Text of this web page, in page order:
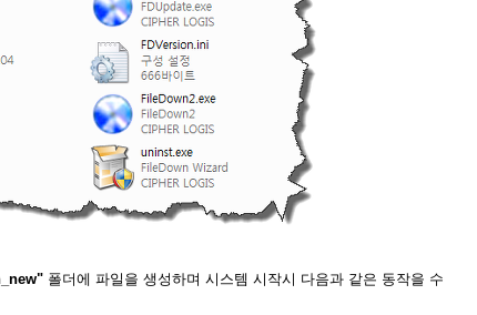
폴더에 파일을 생성하며 시스템 시작시 다음과 같은 동작을 수